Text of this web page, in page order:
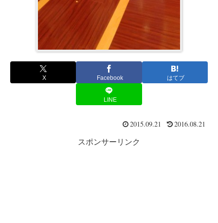
X Facebook はてブ
LINE
2015.09.21 2016.08.21
スポンサーリンク